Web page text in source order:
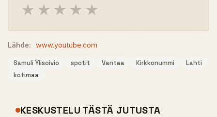
★ ★ ★ ★ ★
Lähde: www.youtube.com
Samuli Ylisoivio spotit Vantaa Kirkkonummi
Lahti
kotimaa
KESKUSTELU TÄSTÄ JUTUSTA